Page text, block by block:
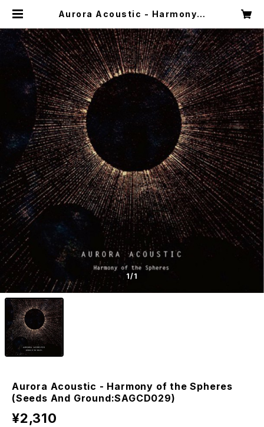
Aurora Acoustic - Harmony o
und:SAGCD029) | あむりたの庭、
そして音楽 ONLINE SHOP
1/1
Aurora Acoustic - Harmony of the Spheres
(Seeds And Ground:SAGCD029)
¥2,310